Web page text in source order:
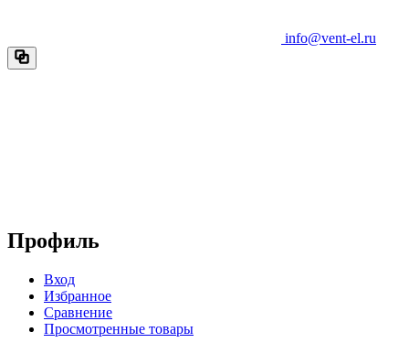
info@vent-el.ru
Профиль
Вход
Избранное
Сравнение
Просмотренные товары